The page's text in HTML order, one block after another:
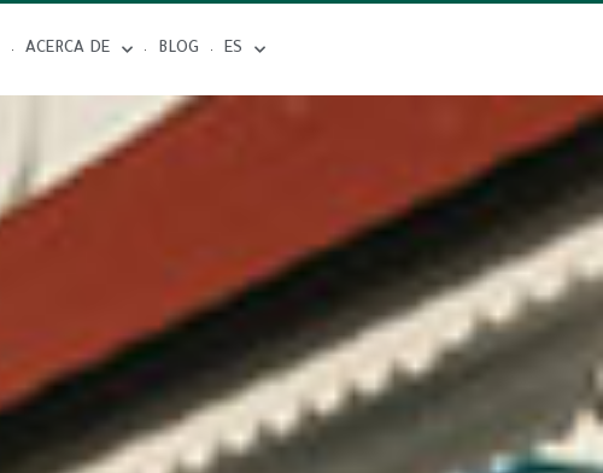
ACERCA DE BLOG ES